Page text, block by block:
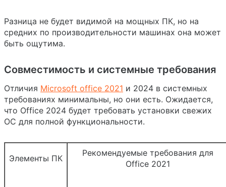
Разница не будет видимой на мощных ПК, но на
средних по производительности машинах она может
быть ощутима.
Совместимость и системные требования
Отличия Microsoft office 2021 и 2024 в системных
требованиях минимальны, но они есть. Ожидается,
что Office 2024 будет требовать установки свежих
ОС для полной функциональности.
Элементы ПК
Рекомендуемые требования для
Office 2021